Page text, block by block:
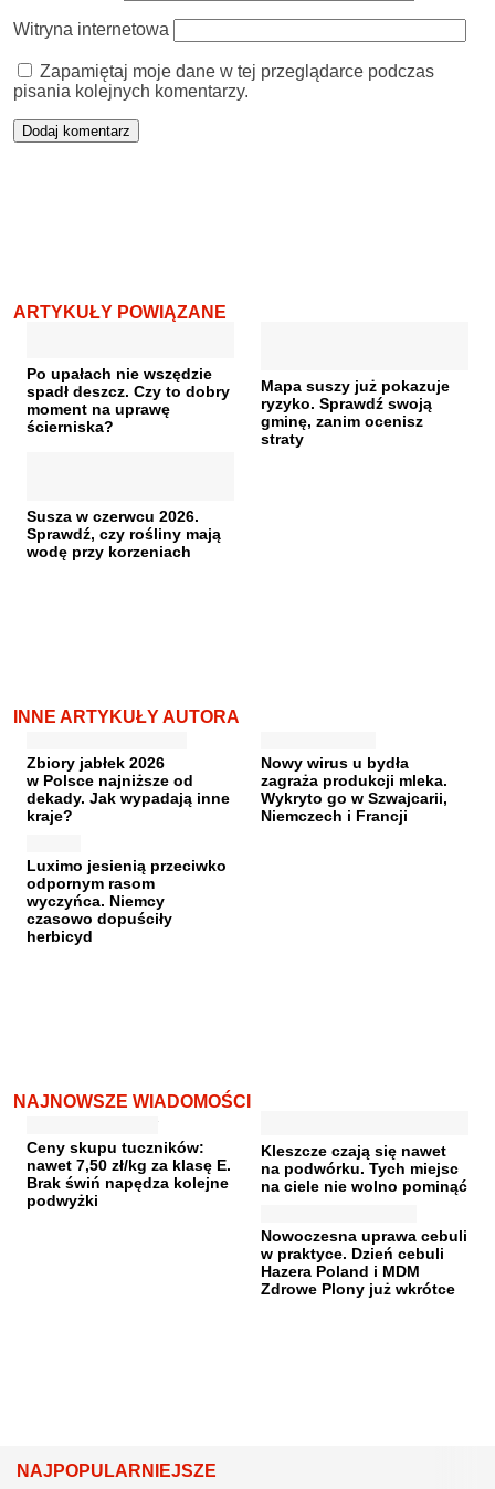
Witryna internetowa
Zapamiętaj moje dane w tej przeglądarce podczas
pisania kolejnych komentarzy.
ARTYKUŁY POWIĄZANE
Po upałach nie wszędzie
spadł deszcz. Czy to dobry
moment na uprawę
ścierniska?
Mapa suszy już pokazuje
ryzyko. Sprawdź swoją
gminę, zanim ocenisz
straty
Susza w czerwcu 2026.
Sprawdź, czy rośliny mają
wodę przy korzeniach
INNE ARTYKUŁY AUTORA
Zbiory jabłek 2026
w Polsce najniższe od
dekady. Jak wypadają inne
kraje?
Nowy wirus u bydła
zagraża produkcji mleka.
Wykryto go w Szwajcarii,
Niemczech i Francji
Luximo jesienią przeciwko
odpornym rasom
wyczyńca. Niemcy
czasowo dopuściły
herbicyd
NAJNOWSZE WIADOMOŚCI
Ceny skupu tuczników:
nawet 7,50 zł/kg za klasę E.
Brak świń napędza kolejne
podwyżki
Kleszcze czają się nawet
na podwórku. Tych miejsc
na ciele nie wolno pominąć
Nowoczesna uprawa cebuli
w praktyce. Dzień cebuli
Hazera Poland i MDM
Zdrowe Plony już wkrótce
NAJPOPULARNIEJSZE